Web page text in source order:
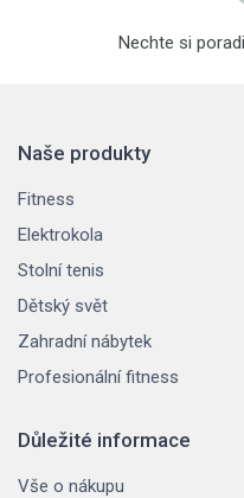
Nechte si
Naše produkty
Fitness
Elektrokola
Stolní tenis
Dětský svět
Zahradní nábytek
Profesionální fitness
Důležité informace
Vše o nákupu